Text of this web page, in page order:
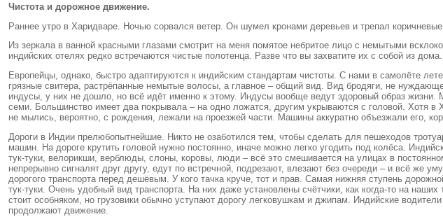
Чистота и дорожное движение.
Раннее утро в Харидваре. Ночью сорвался ветер. Он шумел кронами деревьев и трепал
Из зеркала в ванной красными глазами смотрит на меня помятое небритое лицо с немытыми
индийских отелях редко встречаются чистые полотенца. Разве что вы захватите их с собой из дома.
Европейцы, однако, быстро адаптируются к индийским стандартам чистоты. С нами в самолёте
грязные свитера, растрёпанные немытые волосы, а главное – общий вид. Вид бродяги, не
индусы, у них не дошло, но всё идёт именно к этому. Индусы вообще ведут здоровый образ
семи. Большинство имеет два покрывала – на одно ложатся, другим укрываются с головой. Хотя
не мылись, вероятно, с рождения, лежали на проезжей части. Машины аккуратно объезжали его,
Дороги в Индии прелюбопытнейшие. Никто не озаботился тем, чтобы сделать для пешеходов
машин. На дороге крутить головой нужно постоянно, иначе можно легко угодить под колёса.
тук-туки, велорикши, верблюды, слоны, коровы, люди – всё это смешивается на улицах в
непрерывно сигналят друг другу, едут по встречной, подрезают, влезают без очереди – и всё же
дорогого транспорта перед дешёвым. У кого тачка круче, тот и прав. Самая нижняя ступень
тук-туки. Очень удобный вид транспорта. На них даже установлены счётчики, как когда-то на
стоит особняком, но грузовики обычно уступают дорогу легковушкам и джипам. Индийские
продолжают движение.